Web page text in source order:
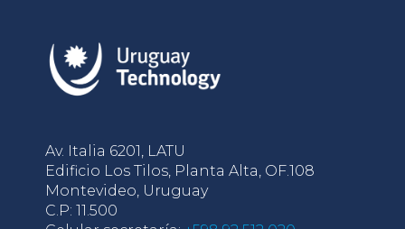
Av. Italia 6201, LATU
Edificio Los Tilos, Planta Alta, OF.108
Montevideo, Uruguay
C.P: 11.500